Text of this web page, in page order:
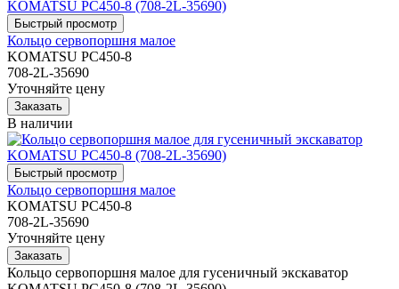
Кольцо сервопоршня малое
KOMATSU PC450-8
708-2L-35690
Уточняйте цену
В наличии
Кольцо сервопоршня малое
KOMATSU PC450-8
708-2L-35690
Уточняйте цену
Кольцо сервопоршня малое для гусеничный экскаватор